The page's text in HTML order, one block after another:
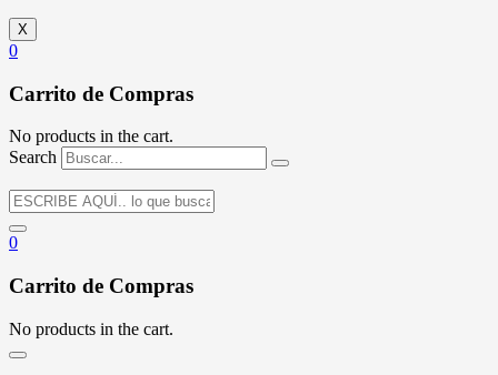
X
0
Carrito de Compras
No products in the cart.
Search
0
Carrito de Compras
No products in the cart.